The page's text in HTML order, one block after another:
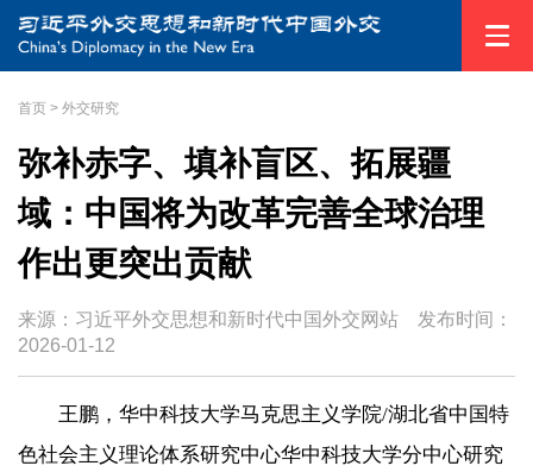
首页 > 外交研究
弥补赤字、填补盲区、拓展疆
域：中国将为改革完善全球治理
作出更突出贡献
来源：习近平外交思想和新时代中国外交网站 发布时间：
2026-01-12
王鹏，华中科技大学马克思主义学院/湖北省中国特
色社会主义理论体系研究中心华中科技大学分中心研究